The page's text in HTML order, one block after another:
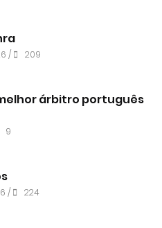
/ 209
árbitro português
9
/ 224